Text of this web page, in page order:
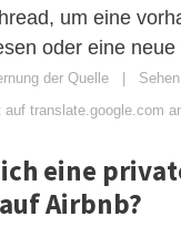
um eine
oder eine neue
der Quelle |
auf translate.google.com
eine
Airbnb?